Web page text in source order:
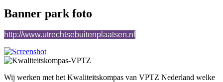
Banner park foto
http://www.utrechtsebuitenplaatsen.nl
Wij werken met het Kwaliteitskompas van VPTZ Nederland welke